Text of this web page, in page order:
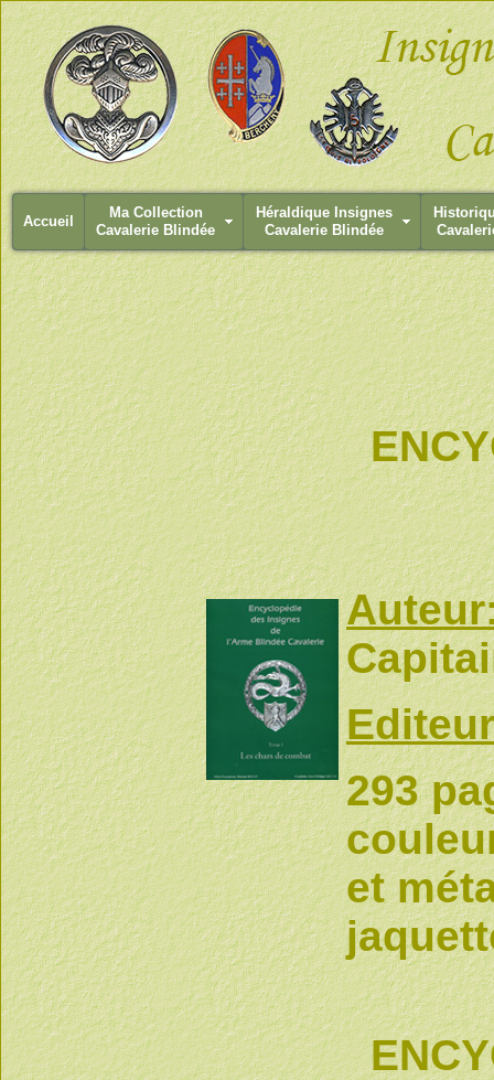
Accueil
Ma Collection
Cavalerie Blindée
Héraldique Insignes
Cavalerie Blindée
293
et